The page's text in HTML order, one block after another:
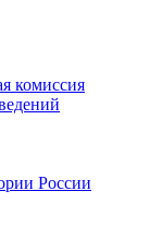
комиссия
России